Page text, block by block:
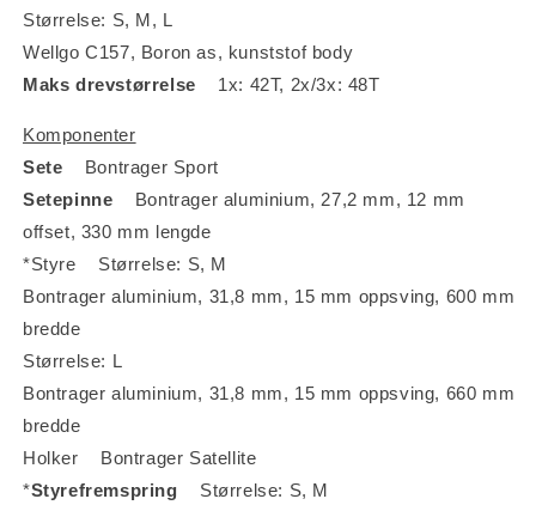
Størrelse: S, M, L
Wellgo C157, Boron as, kunststof body
Maks drevstørrelse 1x: 42T, 2x/3x: 48T
Komponenter
Sete Bontrager Sport
Setepinne Bontrager aluminium, 27,2 mm, 12 mm
offset, 330 mm lengde
*Styre Størrelse: S, M
Bontrager aluminium, 31,8 mm, 15 mm oppsving, 600 mm
bredde
Størrelse: L
Bontrager aluminium, 31,8 mm, 15 mm oppsving, 660 mm
bredde
Holker Bontrager Satellite
*Styrefremspring Størrelse: S, M